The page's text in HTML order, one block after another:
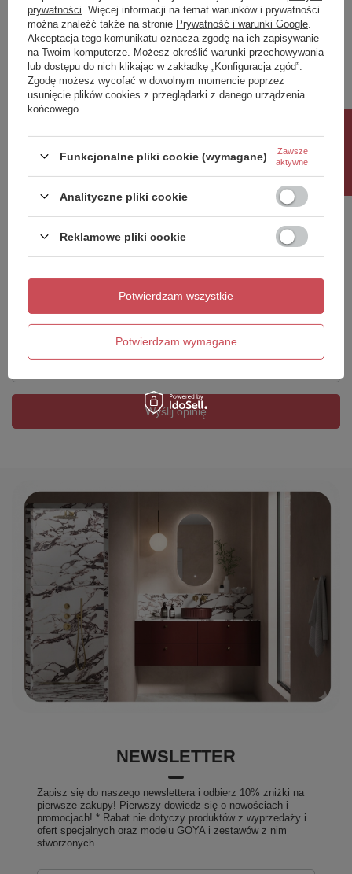
Napisz swoją opinię
Twoja ocena:
5/5
Dodaj własne zdjęcie produktu:
Twoje imię
Wyślij opinię
NEWSLETTER
Zapisz się do naszego newslettera i odbierz 10% zniżki na
pierwsze zakupy! Pierwszy dowiedz się o nowościach i
promocjach! * Rabat nie dotyczy produktów z wyprzedaży i
ofert specjalnych oraz modelu GOYA i zestawów z nim
stworzonych
prywatności . Więcej informacji na temat warunków i prywatności
można znaleźć także na stronie Prywatność i warunki Google
Akceptacja tego komunikatu oznacza zgodę na ich zapisywanie
na Twoim komputerze. Możesz określić warunki przechowywania
lub dostępu do nich klikając w zakładkę „Konfiguracja zgód”.
Zgodę możesz wycofać w dowolnym momencie poprzez
usunięcie plików cookies z przeglądarki z danego urządzenia
końcowego.
Funkcjonalne pliki cookie (wymagane)
Zawsze
aktywne
Analityczne pliki cookie
Reklamowe pliki cookie
Potwierdzam wymagane
Potwierdzam wszystkie